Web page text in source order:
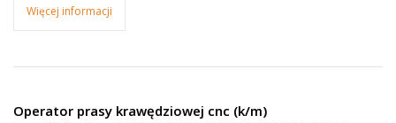
Więcej informacji
Operator prasy krawędziowej cnc (k/m)